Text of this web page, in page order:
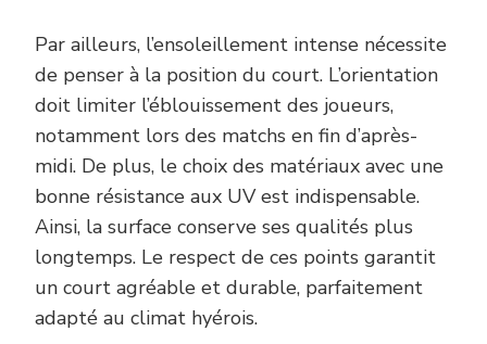
Par ailleurs, l’ensoleillement intense nécessite
de penser à la position du court. L’orientation
doit limiter l’éblouissement des joueurs,
notamment lors des matchs en fin d’après-
midi. De plus, le choix des matériaux avec une
bonne résistance aux UV est indispensable.
Ainsi, la surface conserve ses qualités plus
longtemps. Le respect de ces points garantit
un court agréable et durable, parfaitement
adapté au climat hyérois.